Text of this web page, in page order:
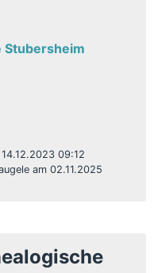
Stubersheim
09:12
am 02.11.2025